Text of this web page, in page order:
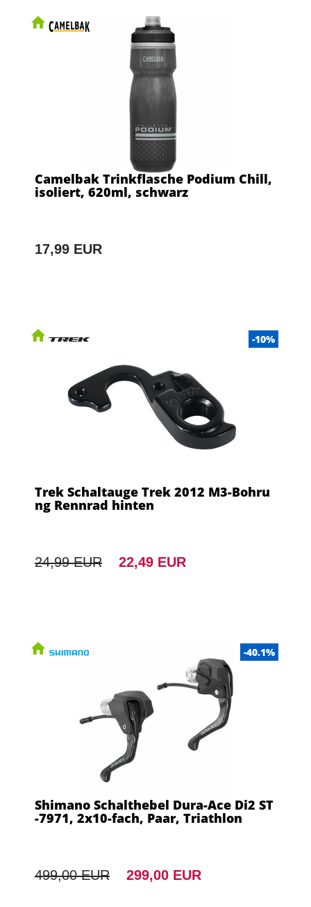
Camelbak Trinkflasche Podium Chill,
isoliert, 620ml, schwarz
17,99 EUR
-10%
Trek Schaltauge Trek 2012 M3-Bohru
ng Rennrad hinten
24,99 EUR 22,49 EUR
-40.1%
Shimano Schalthebel Dura-Ace Di2 ST
-7971, 2x10-fach, Paar, Triathlon
499,00 EUR 299,00 EUR